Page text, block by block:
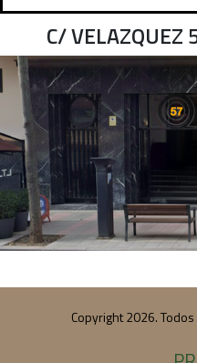
C/
Copyright 2026.